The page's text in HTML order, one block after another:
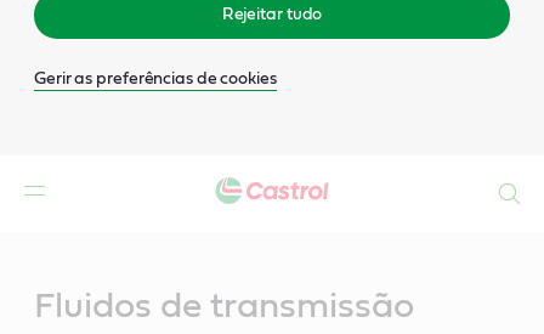
Rejeitar tudo
Gerir as preferências de cookies
Fluidos de transmissão